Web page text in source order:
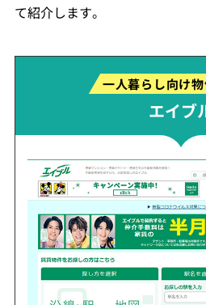
て紹介します。
一人暮らし向け
エイブ